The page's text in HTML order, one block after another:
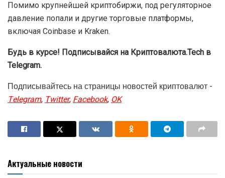
Помимо крупнейшей криптобиржи, под регуляторное
давление попали и другие торговые платформы,
включая Coinbase и Kraken.
Будь в курсе! Подписывайся на Криптовалюта.Tech в
Telegram.
Подписывайтесь на страницы новостей криптовалют -
Telegram,Twitter,Facebook,OK
Актуальные новости